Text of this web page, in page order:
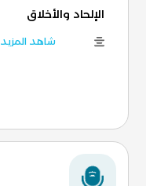
الإلحاد والأخلاق
شاهد المزيد